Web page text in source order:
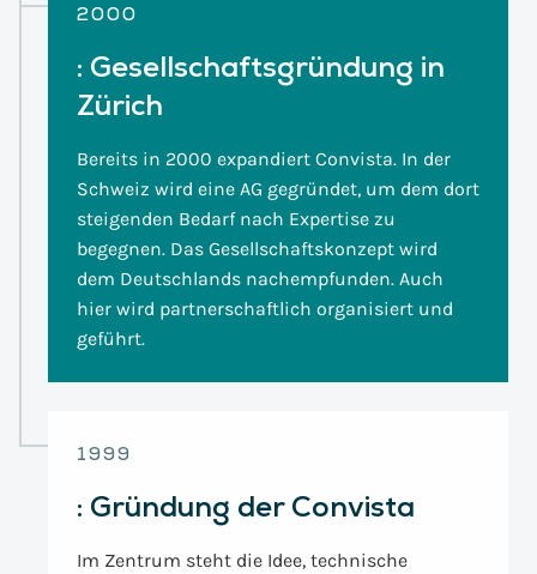
2000
: Gesellschaftsgründung in
Zürich
Bereits in 2000 expandiert Convista. In der
Schweiz wird eine AG gegründet, um dem dort
steigenden Bedarf nach Expertise zu
begegnen. Das Gesellschaftskonzept wird
dem Deutschlands nachempfunden. Auch
hier wird partnerschaftlich organisiert und
geführt.
1999
: Gründung der Convista
Im Zentrum steht die Idee, technische